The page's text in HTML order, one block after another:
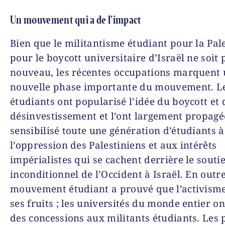
Un mouvement qui a de l’impact
Bien que le militantisme étudiant pour la
pour le boycott universitaire d’Israël ne soit
nouveau, les récentes occupations marquent
nouvelle phase importante du mouvement.
étudiants ont popularisé l’idée du boycott et
désinvestissement et l’ont largement
sensibilisé toute une génération d’étudiants à
l’oppression des Palestiniens et aux intérêts
impérialistes qui se cachent derrière le
inconditionnel de l’Occident à Israël. En
mouvement étudiant a prouvé que
ses fruits ; les universités du monde entier
des concessions aux militants étudiants. Les